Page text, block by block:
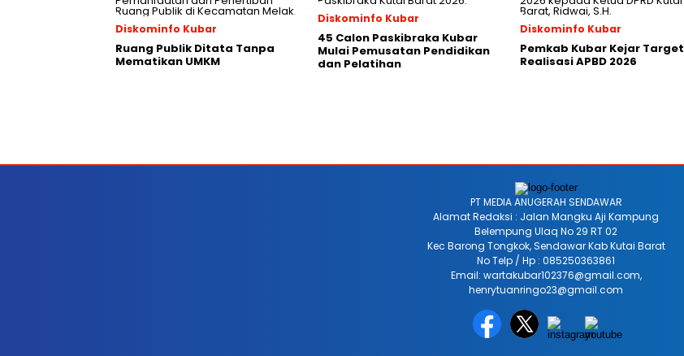
Diskominfo Kubar
Ruang Publik Ditata Tanpa
Mematikan UMKM
Diskominfo Kubar
45 Calon Paskibraka Kubar
Mulai Pemusatan Pendidikan
dan Pelatihan
Diskominfo Kubar
Pemkab Kubar Kejar Target
Realisasi APBD 2026
PT MEDIA ANUGERAH SENDAWAR
Alamat Redaksi : Jalan Mangku Aji Kampung
Belempung Ulaq No 29 RT 02
Kec Barong Tongkok, Sendawar Kab Kutai Barat
No Telp / Hp : 085250363861
Email: wartakubar102376@gmail.com,
henrytuanringo23@gmail.com